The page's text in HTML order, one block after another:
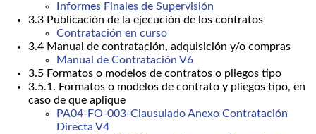
Informes Finales de Supervisión
3.3 Publicación de la ejecución de los contratos
Contratación en curso
3.4 Manual de contratación, adquisición y/o compras
Manual de Contratación V6
3.5 Formatos o modelos de contratos o pliegos tipo
3.5.1. Formatos o modelos de contrato y pliegos tipo, en
caso de que aplique
PA04-FO-003-Clausulado Anexo Contratación
Directa V4